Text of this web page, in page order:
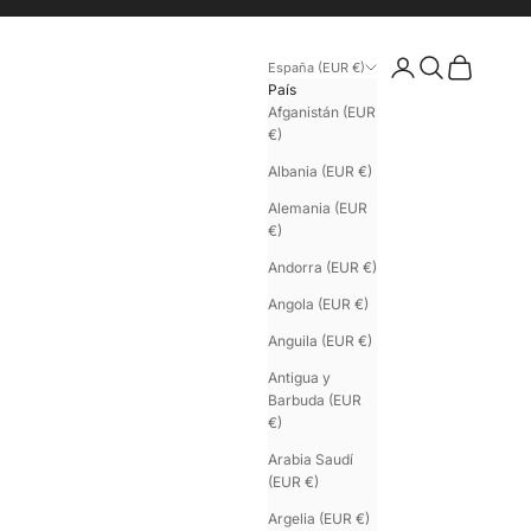
España (EUR €)
País
Afganistán (EUR
€)
Albania (EUR €)
Alemania (EUR
€)
Andorra (EUR €)
Angola (EUR €)
Anguila (EUR €)
Antigua y
Barbuda (EUR
€)
Arabia Saudí
(EUR €)
Argelia (EUR €)
Iniciar sesión
BuscarCesta